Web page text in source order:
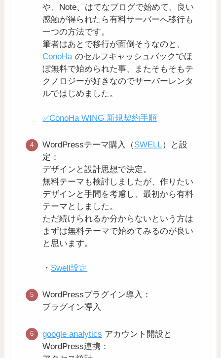
や、Note、はてなブログで始めて、良い
感触が得られたら有料サーバーへ移行も
一つの方法です。
筆者はあとで移行が面倒そうなのと、
ConoHa のセルフキャッシュバックでほ
ぼ無料で始められた事、またそもそもテ
クノロジーが好きなのでサーバーレンタ
ルではじめました。
✅ConoHa WING 新規契約手順
WordPressテーマ購入（SWELL）と設
定：
デザインと設計思想で決定。
無料テーマも検討しましたが、作りたい
デザインと手間を考慮し、最初から有料
テーマとしました。
ただ続けられるか分からないという方は
まずは無料テーマで始めてみるのが良い
と思います。
・ Swell設定
WordPressプラグイン導入：
プラグイン導入
google analytics アカウント開設と
WordPress連携：